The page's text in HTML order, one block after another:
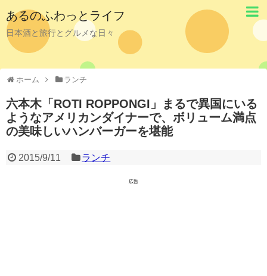
あるのふわっとライフ
日本酒と旅行とグルメな日々
ホーム ランチ
六本木「ROTI ROPPONGI」まるで異国にいる
ようなアメリカンダイナーで、ボリューム満点
の美味しいハンバーガーを堪能
2015/9/11 ランチ
広告